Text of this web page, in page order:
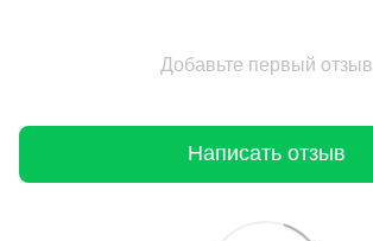
Добавьте первый отзыв
Написать отзыв